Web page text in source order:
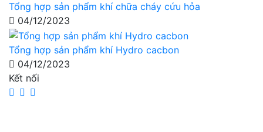
Tổng hợp sản phẩm khí chữa cháy cứu hỏa
04/12/2023
Tổng hợp sản phẩm khí Hydro cacbon
04/12/2023
Kết nối